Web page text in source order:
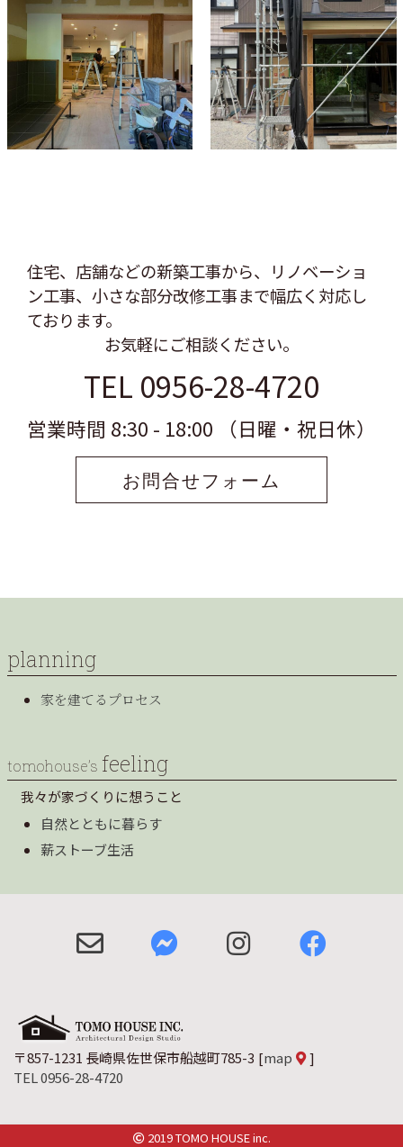
住宅、店舗などの新築工事から、リノベーショ
ン工事、 小さな部分改修工事まで幅広く対応し
ております。
お気軽にご相談ください。
TEL 0956-28-4720
営業時間 8:30 - 18:00 （日曜・祝日休）
お問合せフォーム
planning
家を建てるプロセス
tomohouse’s feeling
我々が家づくりに想うこと
自然とともに暮らす
薪ストーブ生活
〒857-1231 長崎県佐世保市船越町785-3 [map
]
TEL 0956-28-4720
2019 TOMO HOUSE inc.